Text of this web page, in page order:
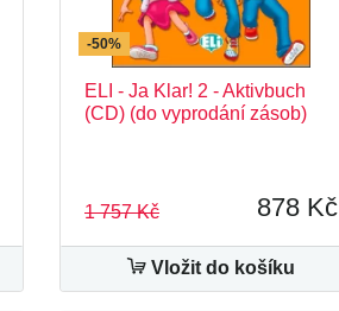
-50%
ELI - Ja Klar! 2 - Aktivbuch
(CD) (do vyprodání zásob)
1 757 Kč 878 Kč
Vložit do košíku